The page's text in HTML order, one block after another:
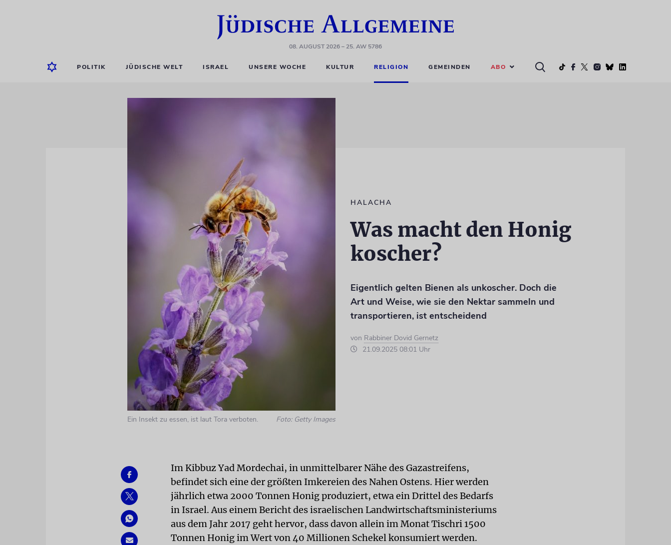
08. AUGUST 2026– 25. AW 5786
POLITIK JÜDISCHE WELT ISRAEL UNSERE WOCHE KULTUR RELIGION GEMEINDEN ABO
Ein Insekt zu essen, ist laut Tora verboten. Foto: Getty Images
HALACHA
Was macht den Honig
koscher?
Eigentlich gelten Bienen als unkoscher. Doch die
Art und Weise, wie sie den Nektar sammeln und
transportieren, ist entscheidend
von Rabbiner Dovid Gernetz
21.09.2025 08:01 Uhr
Im Kibbuz Yad Mordechai, in unmittelbarer Nähe des Gazastreifens,
befindet sich eine der größten Imkereien des Nahen Ostens. Hier werden
jährlich etwa 2000 Tonnen Honig produziert, etwa ein Drittel des Bedarfs
in Israel. Aus einem Bericht des israelischen Landwirtschaftsministeriums
aus dem Jahr 2017 geht hervor, dass davon allein im Monat Tischri 1500
Tonnen Honig im Wert von 40 Millionen Schekel konsumiert werden.